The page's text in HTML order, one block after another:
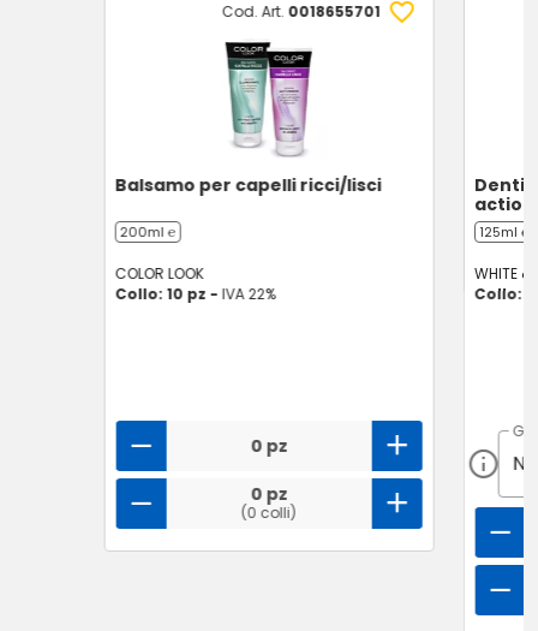
Cod. Art. 0018655701
Balsamo per capelli ricci/lisci
200ml ℮
COLOR LOOK
Collo: 10 pz - IVA 22%
0 pz
0 pz
(0 colli)
action
125ml ℮
WHITE &
Collo: